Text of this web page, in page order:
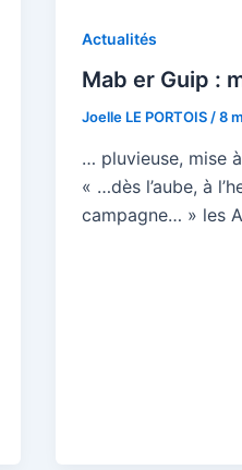
Actualités
Mab er Guip :
Joelle LE PORTOIS/8
… pluvieuse, mise
« …dès l’aube, à
campagne… » les